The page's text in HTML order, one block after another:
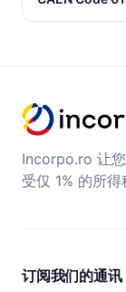
Incorpo.ro 让
受仅 1% 的所得
订阅我们的通讯